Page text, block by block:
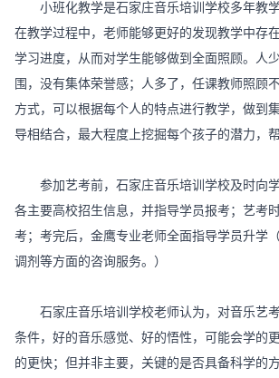
小班化教学是石家庄音乐培训学校多年教
在教学过程中，老师能够更好的发现教学中存
学习进度，从而对学生能够做到全面照顾。人
围，没有集体荣誉感；人多了，任课教师照顾
方式，可以根据每个人的特点进行教学，做到
导相结合，最大程度上挖掘每个孩子的潜力，帮
参加艺考前，石家庄音乐培训学校及时向
各主要高校招生信息，并指导学员报考；艺考
考；考完后，金鹰专业老师全面指导学员升学
调剂等方面的咨询服务。）
石家庄音乐培训学校老师认为，对音乐艺
条件，好的音乐感觉、好的悟性，可能会学的
的更快；但并非主要，关键的是否具备科学的